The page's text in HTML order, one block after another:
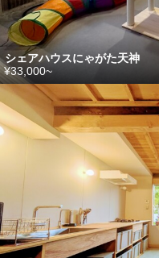
シェアハウスにゃがた天神
¥33,000~